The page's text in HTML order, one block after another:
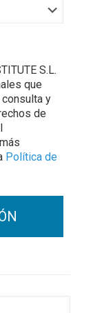
S.L.
que
y
de
Política de